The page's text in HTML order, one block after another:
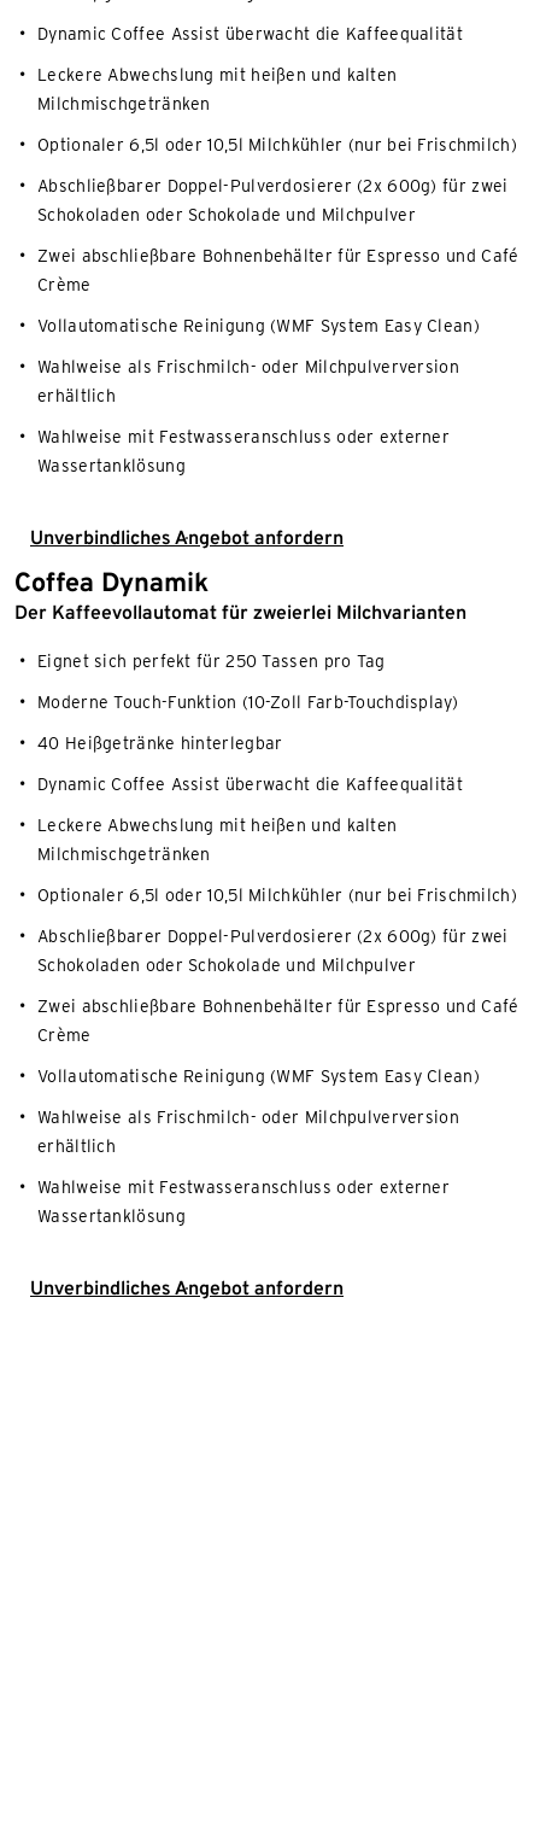
Dynamic Coffee Assist überwacht die Kaffeequalität
Leckere Abwechslung mit heißen und kalten
Milchmischgetränken
Optionaler 6,5l oder 10,5l Milchkühler (nur bei Frischmilch)
Abschließbarer Doppel-Pulverdosierer (2x 600g) für zwei
Schokoladen oder Schokolade und Milchpulver
Zwei abschließbare Bohnenbehälter für Espresso und Café
Crème
Vollautomatische Reinigung (WMF System Easy Clean)
Wahlweise als Frischmilch- oder Milchpulverversion
erhältlich
Wahlweise mit Festwasseranschluss oder externer
Wassertanklösung
Unverbindliches Angebot anfordern
Coffea Dynamik
Der Kaffeevollautomat für zweierlei Milchvarianten
Eignet sich perfekt für 250 Tassen pro Tag
Moderne Touch-Funktion (10-Zoll Farb-Touchdisplay)
40 Heißgetränke hinterlegbar
Dynamic Coffee Assist überwacht die Kaffeequalität
Leckere Abwechslung mit heißen und kalten
Milchmischgetränken
Optionaler 6,5l oder 10,5l Milchkühler (nur bei Frischmilch)
Abschließbarer Doppel-Pulverdosierer (2x 600g) für zwei
Schokoladen oder Schokolade und Milchpulver
Zwei abschließbare Bohnenbehälter für Espresso und Café
Crème
Vollautomatische Reinigung (WMF System Easy Clean)
Wahlweise als Frischmilch- oder Milchpulverversion
erhältlich
Wahlweise mit Festwasseranschluss oder externer
Wassertanklösung
Unverbindliches Angebot anfordern